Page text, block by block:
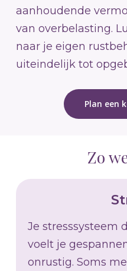
aanhoudende
van overbelasting.
naar je eigen
uiteindelijk tot
Plan een
Zo
Je stresssysteem
voelt je
onrustig. Soms